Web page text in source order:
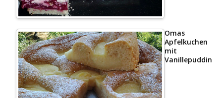
Omas
Apfelkuchen
mit
Vanillepudding